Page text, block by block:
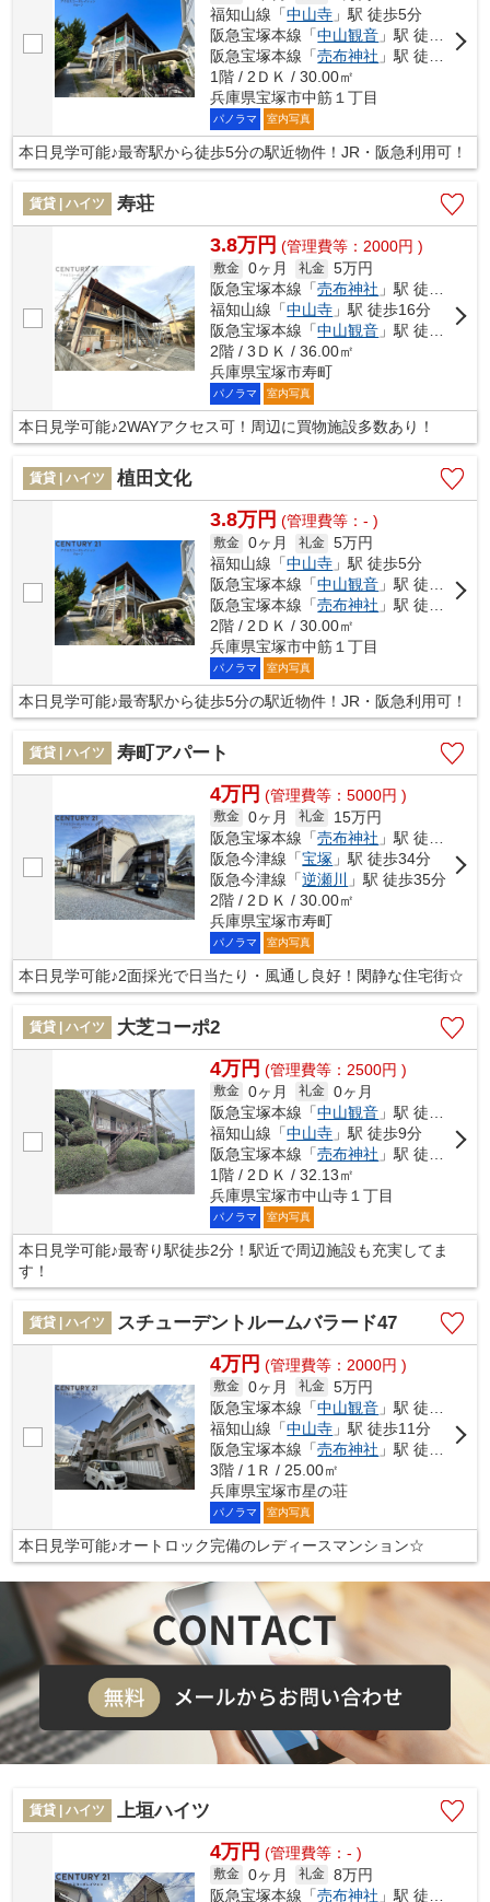
福知山線「中山寺 」駅 徒歩5分
阪急宝塚本線「中山観音 」駅 徒歩6分
阪急宝塚本線「売布神社 」駅 徒歩16分
1階 / 2ＤＫ / 30.00㎡
兵庫県宝塚市中筋１丁目
パノラマ 室内写真
本日見学可能♪最寄駅から徒歩5分の駅近物件！JR・阪急利用可！
賃貸 | ハイツ 寿荘
3.8万円 (管理費等：2000円 )
敷金 0ヶ月 礼金 5万円
阪急宝塚本線「売布神社 」駅 徒歩14分
福知山線「中山寺 」駅 徒歩16分
阪急宝塚本線「中山観音 」駅 徒歩17分
2階 / 3ＤＫ / 36.00㎡
兵庫県宝塚市寿町
パノラマ 室内写真
本日見学可能♪2WAYアクセス可！周辺に買物施設多数あり！
賃貸 | ハイツ 植田文化
3.8万円 (管理費等：- )
敷金 0ヶ月 礼金 5万円
福知山線「中山寺 」駅 徒歩5分
阪急宝塚本線「中山観音 」駅 徒歩6分
阪急宝塚本線「売布神社 」駅 徒歩16分
2階 / 2ＤＫ / 30.00㎡
兵庫県宝塚市中筋１丁目
パノラマ 室内写真
本日見学可能♪最寄駅から徒歩5分の駅近物件！JR・阪急利用可！
賃貸 | ハイツ 寿町アパート
4万円 (管理費等：5000円 )
敷金 0ヶ月 礼金
15万円
阪急宝塚本線「売布神社 」駅 徒歩11分
阪急今津線「宝塚 」駅 徒歩34分
阪急今津線「逆瀬川
」駅 徒歩35分
2階 / 2ＤＫ / 30.00㎡
兵庫県宝塚市寿町
パノラマ 室内写真
本日見学可能♪2面採光で日当たり・風通し良好！閑静な住宅街☆
賃貸 | ハイツ 大芝コーポ2
4万円 (管理費等：2500円 )
敷金 0ヶ月 礼金 0ヶ月
阪急宝塚本線「中山観音 」駅 徒歩2分
福知山線「中山寺 」駅 徒歩9分
阪急宝塚本線「売布神社 」駅 徒歩14分
1階 / 2ＤＫ / 32.13㎡
兵庫県宝塚市中山寺１丁目
パノラマ 室内写真
本日見学可能♪最寄り駅徒歩2分！駅近で周辺施設も充実してま
す！
賃貸 | ハイツ スチューデントルームバラード47
4万円 (管理費等：2000円 )
敷金 0ヶ月 礼金 5万円
阪急宝塚本線「中山観音 」駅 徒歩7分
福知山線「中山寺 」駅 徒歩11分
阪急宝塚本線「売布神社 」駅 徒歩14分
3階 / 1Ｒ / 25.00㎡
兵庫県宝塚市星の荘
パノラマ 室内写真
本日見学可能♪オートロック完備のレディースマンション☆
賃貸 | ハイツ 上垣ハイツ
4万円 (管理費等：- )
敷金 0ヶ月 礼金 8万円
阪急宝塚本線「売布神社 」駅 徒歩12分